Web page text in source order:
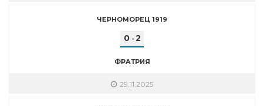
ЧЕРНОМОРЕЦ 1919
0- 2
ФРАТРИЯ
29.11.2025